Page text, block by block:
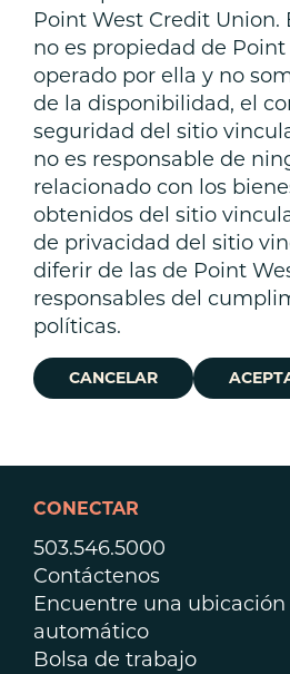
Point West Credit Union.
no es propiedad de
operado por ella y no
de la disponibilidad, el
seguridad del sitio
no es responsable de
relacionado con los
obtenidos del sitio
de privacidad del sitio
diferir de las de Point
responsables del
políticas.
CANCELAR
CONECTAR
503.546.5000
Contáctenos
Encuentre una ubicación
automático
Bolsa de trabajo